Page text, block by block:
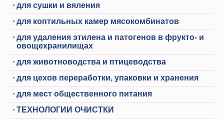
для сушки и вяления
для коптильных камер мясокомбинатов
для удаления этилена и патогенов в фрукто- и
овощехранилищах
для животноводства и птицеводства
для цехов переработки, упаковки и хранения
для мест общественного питания
ТЕХНОЛОГИИ ОЧИСТКИ